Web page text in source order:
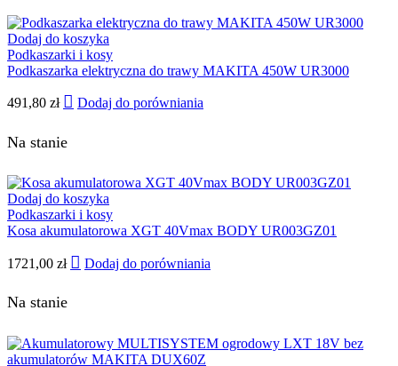
Dodaj do koszyka
Podkaszarki i kosy
Podkaszarka elektryczna do trawy MAKITA 450W UR3000
491,80 zł Dodaj do porówniania
Na stanie
Dodaj do koszyka
Podkaszarki i kosy
Kosa akumulatorowa XGT 40Vmax BODY UR003GZ01
1721,00 zł Dodaj do porówniania
Na stanie